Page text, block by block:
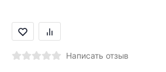
Написать отзыв